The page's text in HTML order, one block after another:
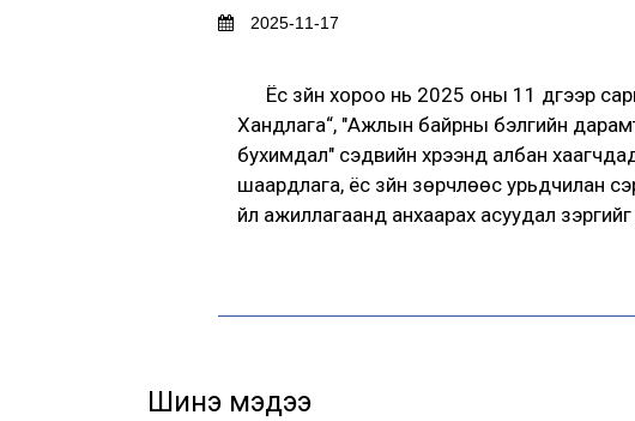
2025-11-17
Ёс зүйн хороо нь 2025 оны 11 дүгээр
Хандлага“, "Ажлын байрны бэлгийн
бухимдал" сэдвийн хүрээнд албан хаагчдад
шаардлага, ёс зүйн зөрчлөөс урьдчилан
үйл ажиллагаанд анхаарах асуудал
Шинэ мэдээ